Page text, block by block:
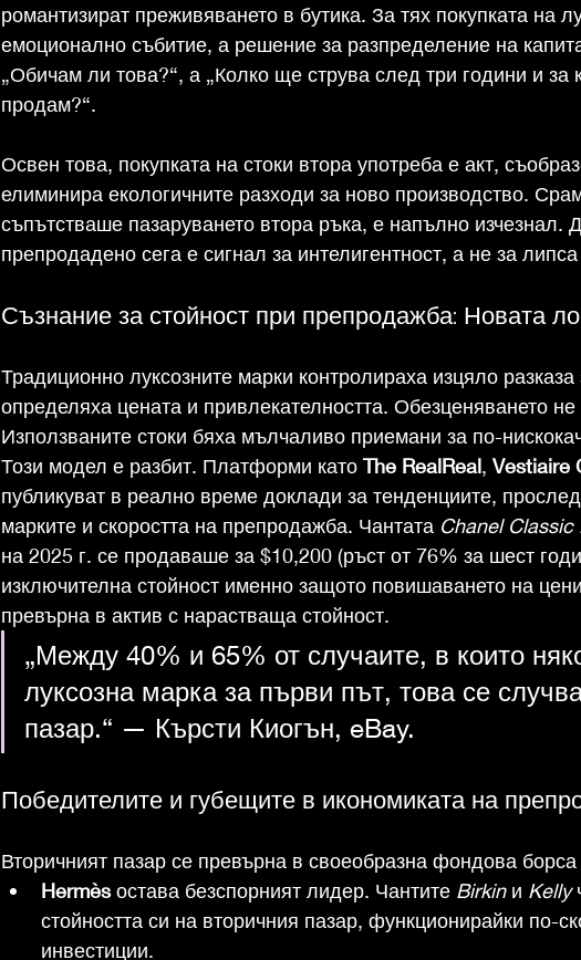
романтизират преживяването в бутика. За тях покупката на
емоционално събитие, а решение за разпределение на
„Обичам ли това?“, а „Колко ще струва след три години и за
продам?“.
Освен това, покупката на стоки втора употреба е акт,
елиминира екологичните разходи за ново производство.
съпътстваше пазаруването втора ръка, е напълно
препродадено сега е сигнал за интелигентност, а не за
Съзнание за стойност при препродажба: Новата
Традиционно луксозните марки контролираха изцяло разказа
определяха цената и привлекателността. Обезценяването
Използваните стоки бяха мълчаливо приемани за по-
Този модел е разбит. Платформи като The RealReal, Vestiaire
публикуват в реално време доклади за тенденциите,
марките и скоростта на препродажба. Чантата Chanel Classic
на 2025 г. се продаваше за $10,200 (ръст от 76% за шест
изключителна стойност именно защото повишаването на
превърна в актив с нарастваща стойност.
„Между 40% и 65% от случаите, в които
луксозна марка за първи път, това се
пазар.“ — Кърсти Киогън, eBay.
Победителите и губещите в икономиката на
Вторичният пазар се превърна в своеобразна фондова борса
Hermès остава безспорният лидер. Чантите Birkin и Kelly
стойността си на вторичния пазар, функционирайки по-
инвестиции.